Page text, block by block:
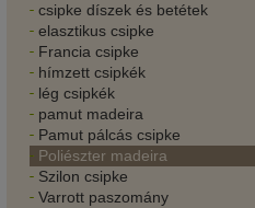
csipke díszek és betétek
elasztikus csipke
Francia csipke
hímzett csipkék
lég csipkék
pamut madeira
Pamut pálcás csipke
Poliészter madeira
Szilon csipke
Varrott paszomány